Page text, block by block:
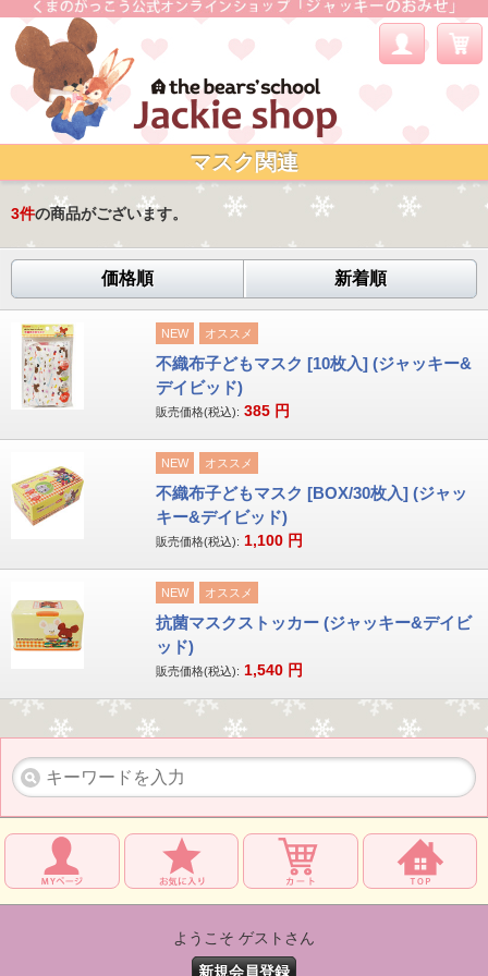
マスク関連
3件の商品がございます。
価格順 新着順
NEW オススメ
不織布子どもマスク [10枚入] (ジャッキー&
デイビッド)
販売価格(税込): 385 円
NEW オススメ
不織布子どもマスク [BOX/30枚入] (ジャッ
キー&デイビッド)
販売価格(税込): 1,100 円
NEW オススメ
抗菌マスクストッカー (ジャッキー&デイビ
ッド)
販売価格(税込): 1,540 円
ようこそ ゲストさん
新規会員登録